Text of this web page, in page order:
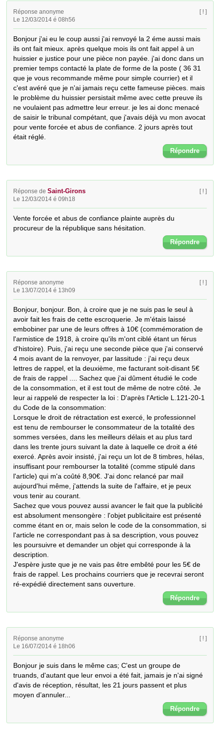
Réponse anonyme
Le 12/03/2014 é 08h56
[ ! ]
Bonjour j'ai eu le coup aussi j'ai renvoyé la 2 éme aussi mais
ils ont fait mieux. après quelque mois ils ont fait appel à un
huissier e justice pour une pièce non payée. j'ai donc dans un
premier temps contacté la plate de forme de la poste ( 36 31
que je vous recommande même pour simple courrier) et il
c'est avéré que je n'ai jamais reçu cette fameuse pièces. mais
le problème du huissier persistait même avec cette preuve ils
ne voulaient pas admettre leur erreur. je les ai donc menacé
de saisir le tribunal compétant, que j'avais déjà vu mon avocat
pour vente forcée et abus de confiance. 2 jours après tout
était réglé.
Répondre
Réponse deSaint-Girons
Le 12/03/2014 é 09h18
[ ! ]
Vente forcée et abus de confiance plainte auprès du
procureur de la république sans hésitation.
Répondre
Réponse anonyme
Le 13/07/2014 é 13h09
[ ! ]
Bonjour, bonjour. Bon, à croire que je ne suis pas le seul à
avoir fait les frais de cette escroquerie. Je m'étais laissé
embobiner par une de leurs offres à 10€ (commémoration de
l'armistice de 1918, à croire qu'ils m'ont ciblé étant un férus
d'histoire). Puis, j'ai reçu une seconde pièce que j'ai conservé
4 mois avant de la renvoyer, par lassitude : j'ai reçu deux
lettres de rappel, et la deuxième, me facturant soit-disant 5€
de frais de rappel .... Sachez que j'ai dûment étudié le code
de la consommation, et il est tout de même de notre côté. Je
leur ai rappelé de respecter la loi : D'après l'Article L.121-20-1
du Code de la consommation:
Lorsque le droit de rétractation est exercé, le professionnel
est tenu de rembourser le consommateur de la totalité des
sommes versées, dans les meilleurs délais et au plus tard
dans les trente jours suivant la date à laquelle ce droit a été
exercé. Après avoir insisté, j'ai reçu un lot de 8 timbres, hélas,
insuffisant pour rembourser la totalité (comme stipulé dans
l'article) qui m'a coûté 8,90€. J'ai donc relancé par mail
aujourd'hui même, j'attends la suite de l'affaire, et je peux
vous tenir au courant.
Sachez que vous pouvez aussi avancer le fait que la publicité
est absolument mensongère : l'objet publicitaire est présenté
comme étant en or, mais selon le code de la consommation, si
l'article ne correspondant pas à sa description, vous pouvez
les poursuivre et demander un objet qui corresponde à la
description.
J'espère juste que je ne vais pas être embêté pour les 5€ de
frais de rappel. Les prochains courriers que je recevrai seront
ré-expédié directement sans ouverture.
Répondre
Réponse anonyme
Le 16/07/2014 é 18h06
[ ! ]
Bonjour je suis dans le même cas; C'est un groupe de
truands, d'autant que leur envoi a été fait, jamais je n'ai signé
d'avis de réception, résultat, les 21 jours passent et plus
moyen d’annuler...
Répondre